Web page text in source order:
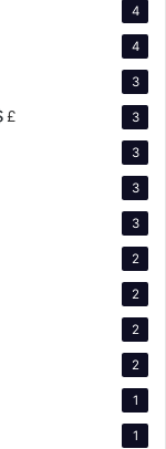
que
de
rodaje,
a
4
4
3
£ 3
3
3
3
2
2
2
2
1
1